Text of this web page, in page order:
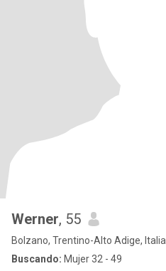
Werner, 55
Bolzano, Trentino-Alto Adige, Italia
Buscando: Mujer 32 - 49